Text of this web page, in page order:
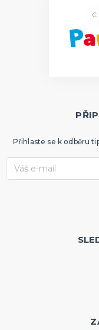
Přihlaste se k odběru